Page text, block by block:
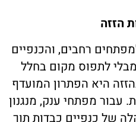
הזזה
רחבים, והכנפיים
לתפוס מקום בחלל
היא הפתרון המועדף
עבור מפתחי ענק, מנגנון
של כנפיים כבדות תוך